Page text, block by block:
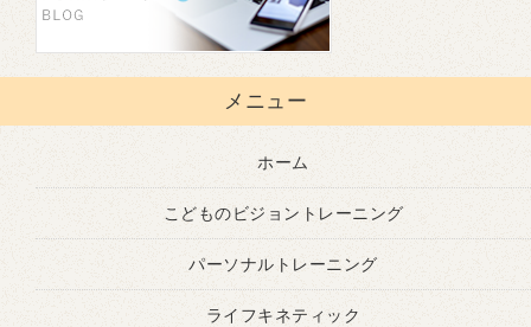
メニュー
ホーム
こどものビジョントレーニング
パーソナルトレーニング
ライフキネティック